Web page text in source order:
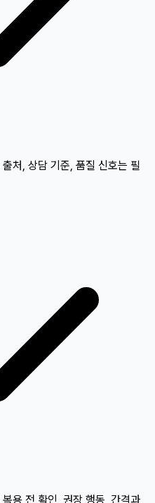
출처, 상담 기준, 품질 신호는 필
복용 전 확인, 권장 행동, 간격과